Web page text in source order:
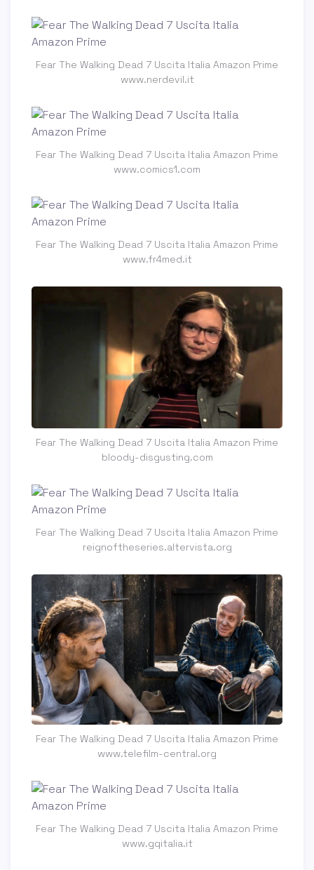
Fear The Walking Dead 7 Uscita Italia Amazon Prime
www.nerdevil.it
Fear The Walking Dead 7 Uscita Italia Amazon Prime
www.comics1.com
Fear The Walking Dead 7 Uscita Italia Amazon Prime
www.fr4med.it
Fear The Walking Dead 7 Uscita Italia Amazon Prime
bloody-disgusting.com
Fear The Walking Dead 7 Uscita Italia Amazon Prime
reignoftheseries.altervista.org
Fear The Walking Dead 7 Uscita Italia Amazon Prime
www.telefilm-central.org
Fear The Walking Dead 7 Uscita Italia Amazon Prime
www.gqitalia.it